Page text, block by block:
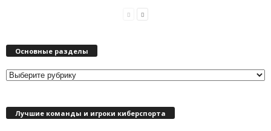
Основные разделы
О
Лучшие команды и игроки киберспорта